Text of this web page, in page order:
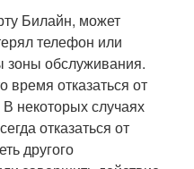
Билайн, может
телефон или
зоны обслуживания.
время отказаться от
некоторых случаях
отказаться от
другого